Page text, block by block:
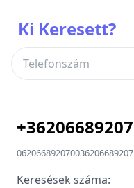
Ki Keresett?
+36206689207
062066892070036206689207
Keresések száma: